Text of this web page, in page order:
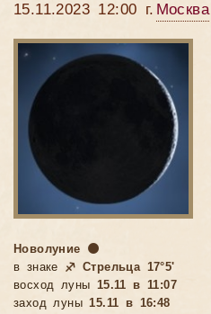
15.11.2023 12:00 г. Москва
Новолуние 🌑
в знаке ♐ Стрельца 17°5'
восход луны 15.11 в 11:07
заход луны15.11 в 16:48